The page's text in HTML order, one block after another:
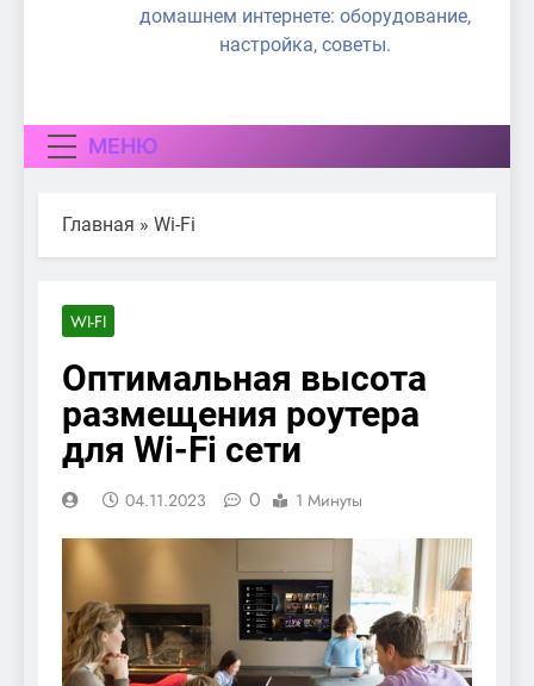
домашнем интернете: оборудование,
настройка, советы.
МЕНЮ
Главная » Wi-Fi
WI-FI
Оптимальная высота
размещения роутера
для Wi-Fi сети
04.11.2023 0 1 Минуты